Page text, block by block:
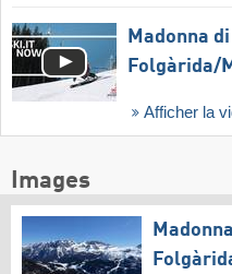
Madonna
Folgàrida/​
Afficher la
Images